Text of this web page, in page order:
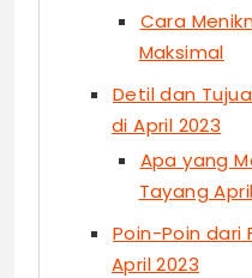
Cara
Maksimal
Detil dan
di April 2023
Apa yang
Tayang
Poin-Poin dari
April 2023